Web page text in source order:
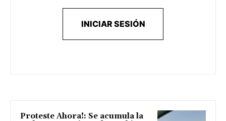
INICIAR SESIÓN
Proteste Ahora!: Se acumula la